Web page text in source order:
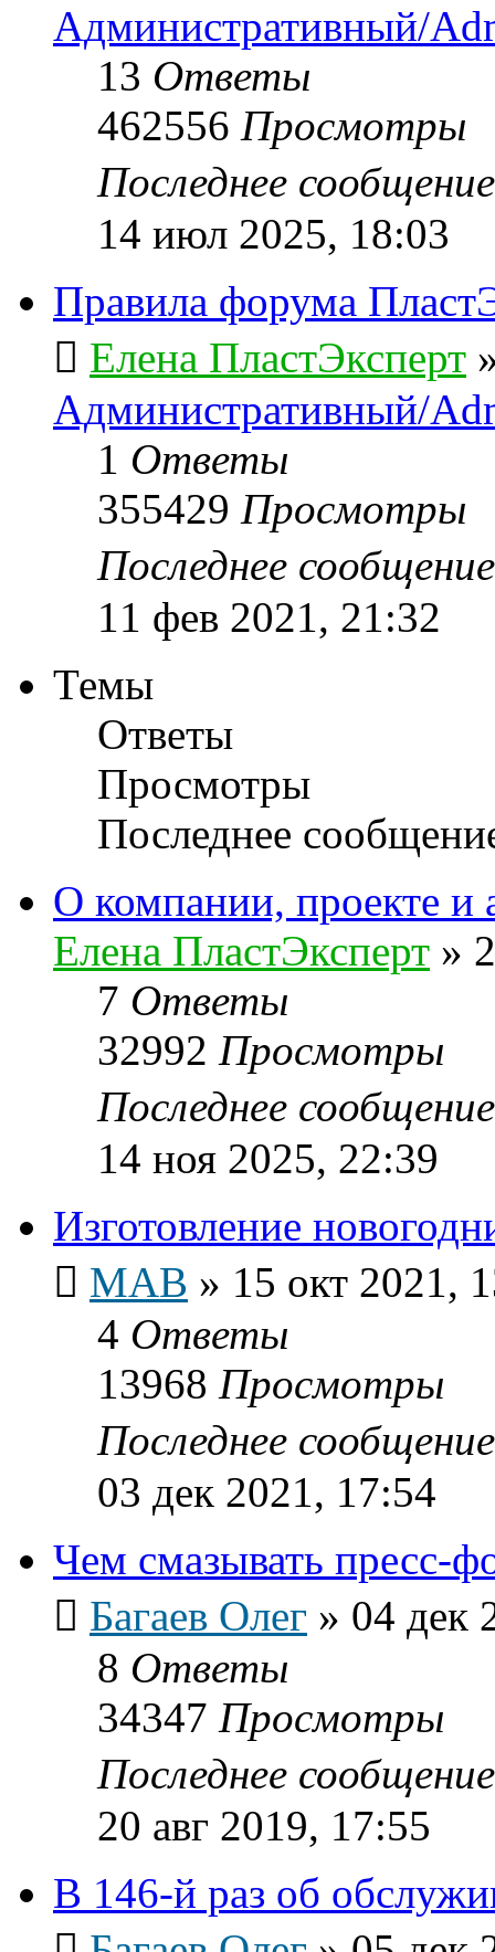
Административный/
13 Ответы
462556 Просмотры
Последнее
14 июл 2025, 18:03
Правила форума
Елена ПластЭксперт
Административный/
1 Ответы
355429 Просмотры
Последнее
11 фев 2021, 21:32
Темы
Ответы
Просмотры
Последнее
О компании, проекте и
Елена ПластЭксперт »
7 Ответы
32992 Просмотры
Последнее
14 ноя 2025, 22:39
Изготовление
МАВ » 15 окт 2021,
4 Ответы
13968 Просмотры
Последнее
03 дек 2021, 17:54
Чем смазывать пресс-
Багаев Олег » 04 дек
8 Ответы
34347 Просмотры
Последнее
20 авг 2019, 17:55
В 146-й раз об